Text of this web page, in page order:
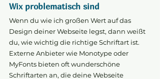
Wix problematisch sind
Wenn du wie ich großen Wert auf das
Design deiner Webseite legst, dann weißt
du, wie wichtig die richtige Schriftart ist.
Externe Anbieter wie Monotype oder
MyFonts bieten oft wunderschöne
Schriftarten an, die deine Webseite